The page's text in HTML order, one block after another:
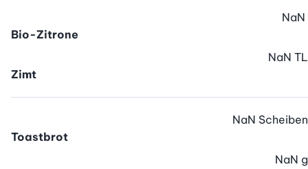
Bio-Zitrone
NaN
Zimt
NaN TL
Toastbrot
NaN Scheiben
NaN g